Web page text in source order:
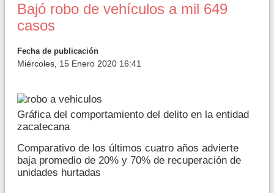
Bajó robo de vehículos a mil 649
casos
Fecha de publicación
Miércoles, 15 Enero 2020 16:41
Gráfica del comportamiento del delito en la entidad
zacatecana
Comparativo de los últimos cuatro años advierte
baja promedio de 20% y 70% de recuperación de
unidades hurtadas